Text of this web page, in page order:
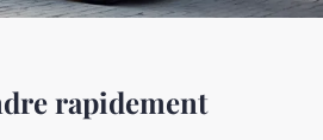
rapidement